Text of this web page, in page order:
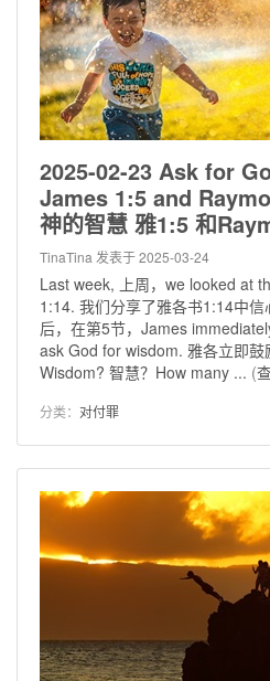
2025-02-23 Ask for
James 1:5 and
神的智慧 雅1:5 和
TinaTina 发表于 2025-03-24
Last week, 上周，we looked at
1:14. 我们分享了雅各书1:14中
后，在第5节，James
ask God for wisdom. 雅各立即鼓
Wisdom? 智慧？How many ... (
分类： 对付罪